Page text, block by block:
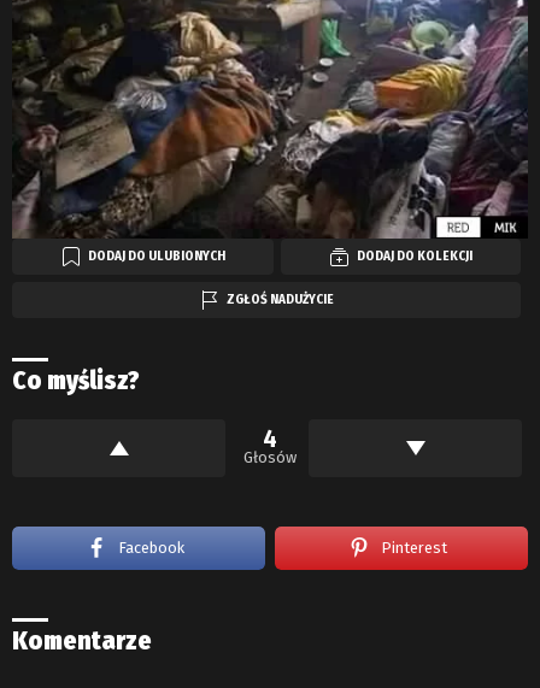
DODAJ DO ULUBIONYCH DODAJ DO KOLEKCJI
ZGŁOŚ NADUŻYCIE
Co myślisz?
4
Głosów
Facebook Pinterest
Komentarze